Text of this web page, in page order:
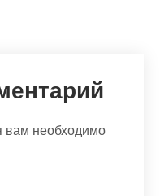
вам необходимо